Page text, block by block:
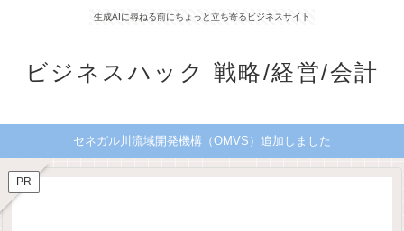
生成AIに尋ねる前にちょっと立ち寄るビジネスサイト
ビジネスハック 戦略/経営/会計
セネガル川流域開発機構（OMVS）追加しました
PR